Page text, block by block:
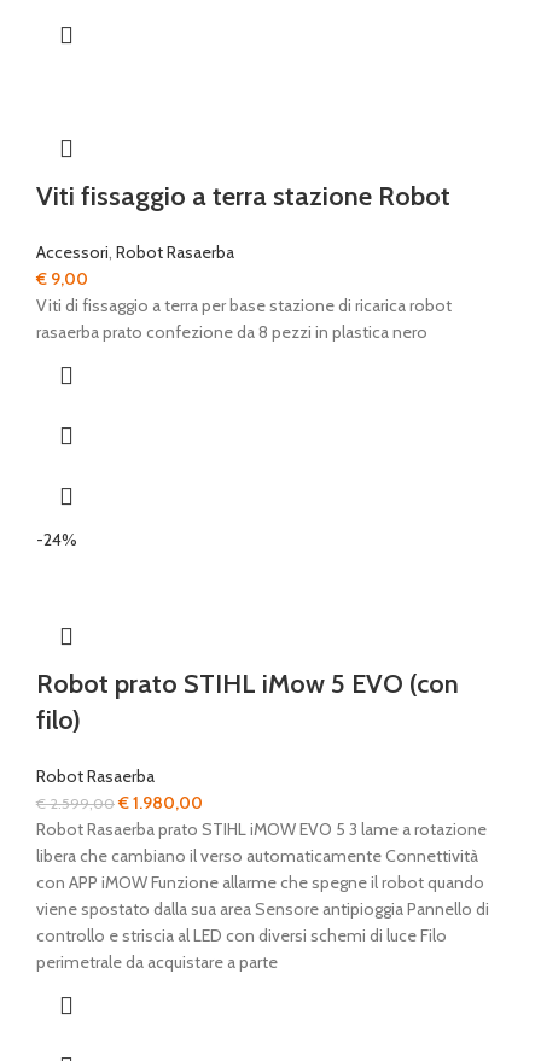
Viti fissaggio a terra stazione Robot
Accessori, Robot Rasaerba
€ 9,00
Viti di fissaggio a terra per base stazione di ricarica robot
rasaerba prato confezione da 8 pezzi in plastica nero
-24%
Robot prato STIHL iMow 5 EVO (con
filo)
Robot Rasaerba
€2.599,00Il
prezzo
originale
era:
€ 2.599,00.
€1.980,00
prezzo
attuale
è:
€ 1.980,00.
Robot Rasaerba prato STIHL iMOW EVO 5 3 lame a rotazione
libera che cambiano il verso automaticamente Connettività
con APP iMOW Funzione allarme che spegne il robot quando
viene spostato dalla sua area Sensore antipioggia Pannello di
controllo e striscia al LED con diversi schemi di luce Filo
perimetrale da acquistare a parte